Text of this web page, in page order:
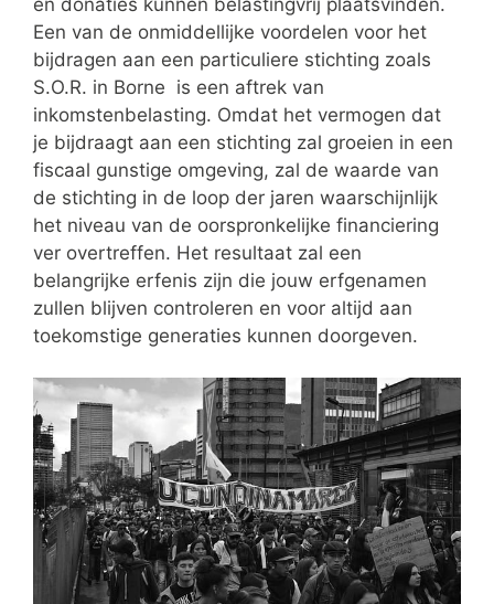
Een van de onmiddellijke voordelen voor het
bijdragen aan een particuliere stichting zoals
S.O.R. in Borne is een aftrek van
inkomstenbelasting. Omdat het vermogen dat
je bijdraagt aan een stichting zal groeien in een
fiscaal gunstige omgeving, zal de waarde van
de stichting in de loop der jaren waarschijnlijk
het niveau van de oorspronkelijke financiering
ver overtreffen. Het resultaat zal een
belangrijke erfenis zijn die jouw erfgenamen
zullen blijven controleren en voor altijd aan
toekomstige generaties kunnen doorgeven.